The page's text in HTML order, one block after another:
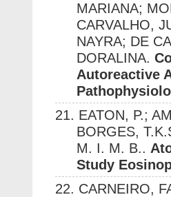
MARIANA;
CARVALHO,
NAYRA; DE
DORALINA.
Autoreactive
21. EATON, P.;
BORGES,
M. I. M. B..
Study
22. CARNEIRO,